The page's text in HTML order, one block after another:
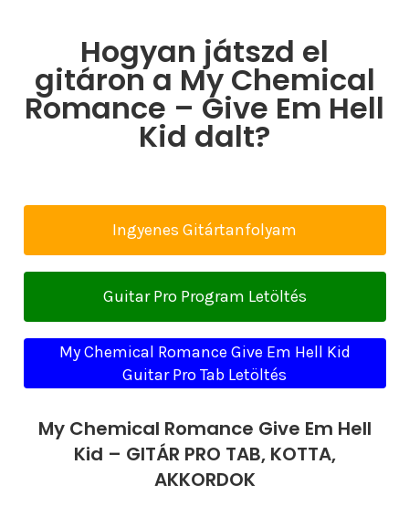
Hogyan játszd el
gitáron a My Chemical
Romance – Give Em Hell
Kid dalt?
Ingyenes Gitártanfolyam
Guitar Pro Program Letöltés
My Chemical Romance Give Em Hell Kid
Guitar Pro Tab Letöltés
My Chemical Romance Give Em Hell
Kid – GITÁR PRO TAB, KOTTA,
AKKORDOK